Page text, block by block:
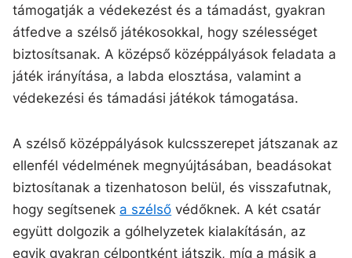
támogatják a védekezést és a támadást, gyakran
átfedve a szélső játékosokkal, hogy szélességet
biztosítsanak. A középső középpályások feladata a
játék irányítása, a labda elosztása, valamint a
védekezési és támadási játékok támogatása.
A szélső középpályások kulcsszerepet játszanak az
ellenfél védelmének megnyújtásában, beadásokat
biztosítanak a tizenhatoson belül, és visszafutnak,
hogy segítsenek a szélső védőknek. A két csatár
együtt dolgozik a gólhelyzetek kialakításán, az
egyik gyakran célpontként játszik, míg a másik a